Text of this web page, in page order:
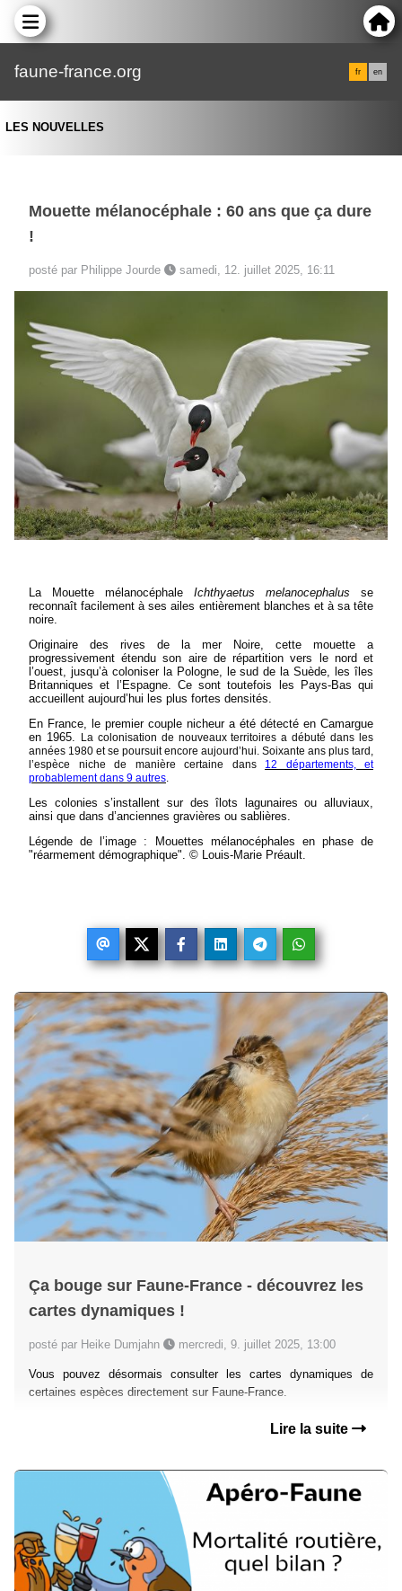
faune-france.org fr en
LES NOUVELLES
Mouette mélanocéphale : 60 ans que ça dure
!
posté par Philippe Jourde samedi, 12. juillet 2025, 16:11
La Mouette mélanocéphale Ichthyaetus melanocephalus se
reconnaît facilement à ses ailes entièrement blanches et à sa tête
noire.
Originaire des rives de la mer Noire, cette mouette a
progressivement étendu son aire de répartition vers le nord et
l’ouest, jusqu’à coloniser la Pologne, le sud de la Suède, les îles
Britanniques et l’Espagne. Ce sont toutefois les Pays-Bas qui
accueillent aujourd’hui les plus fortes densités.
En France, le premier couple nicheur a été détecté en Camargue
en 1965.
La colonisation de nouveaux territoires a débuté dans les
années 1980 et se poursuit encore aujourd’hui. Soixante ans plus tard,
l’espèce niche de manière certaine dans 12 départements, et
probablement dans 9 autres.
Les colonies s’installent sur des îlots lagunaires ou alluviaux,
ainsi que dans d’anciennes gravières ou sablières.
Légende de l’image : Mouettes mélanocéphales en phase de
"réarmement démographique". © Louis-Marie Préault.
Ça bouge sur Faune-France - découvrez les
cartes dynamiques !
posté par Heike Dumjahn mercredi, 9. juillet 2025, 13:00
Vous pouvez désormais consulter les cartes dynamiques de
certaines espèces directement sur Faune-France.
Lire la suite